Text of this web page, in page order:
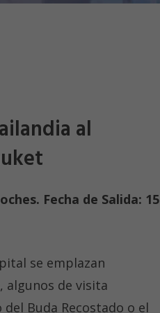
al
Fecha de Salida: 15
se emplazan
algunos de visita
Buda Recostado o el